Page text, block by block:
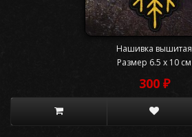
Нашивка вышитая
Размер 6.5 x 10 см
300 ₽